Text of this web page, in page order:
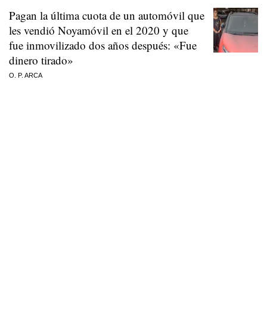
Pagan la última cuota de un automóvil que
les vendió Noyamóvil en el 2020 y que
fue inmovilizado dos años después: «Fue
dinero tirado»
O. P. ARCA